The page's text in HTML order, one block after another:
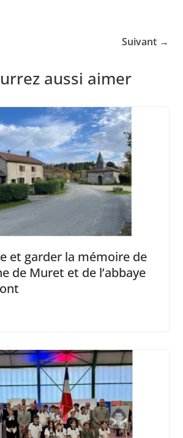
Suivant →
aussi aimer
et garder la mémoire de
de Muret et de l’abbaye